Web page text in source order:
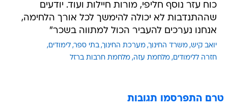
כוח עזר נוסף חליפי, מורות חיילות ועוד. יודעים
שההתנדבות לא יכולה להימשך לכל אורך הלחימה,
אנחנו נערכים להעביר הכול למתווה בשכר"
יואב קיש משרד החינוך מערכת החינוך בתי ספר לימודים
חזרה ללימודים מלחמת עזה מלחמת חרבות ברזל
טרם התפרסמו תגובות